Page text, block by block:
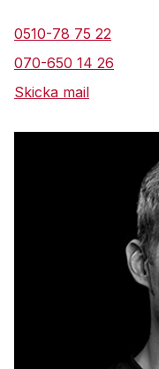
0510-78 75 22
070-650 14 26
Skicka mail